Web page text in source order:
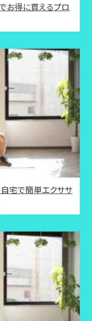
お得に買えるプロ
自宅で簡単エクササ